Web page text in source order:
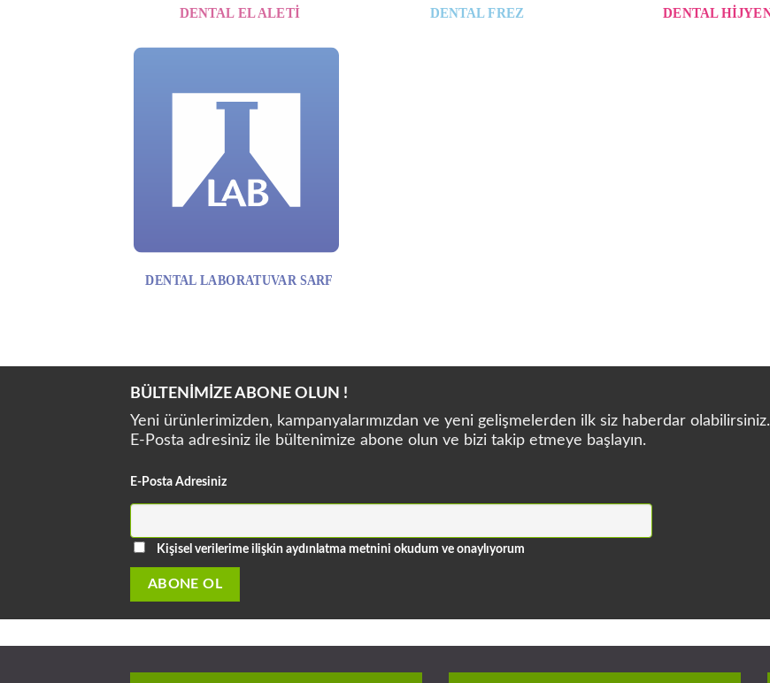
BÜLTENİMİZE ABONE OLUN !
Yeni ürünlerimizden, kampanyalarımızdan ve yeni gelişmelerden ilk siz haberdar olabilirsiniz.
E-Posta adresiniz ile bültenimize abone olun ve bizi takip etmeye başlayın.
E-Posta Adresiniz
Kişisel verilerime ilişkin aydınlatma metnini okudum ve onaylıyorum